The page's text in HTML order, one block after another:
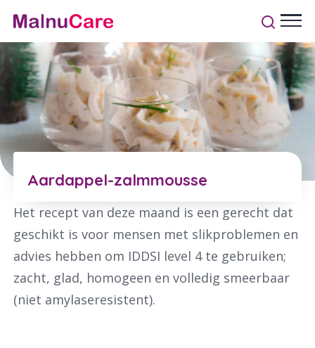
Aardappel-zalmmousse
Het recept van deze maand is een gerecht dat
geschikt is voor mensen met slikproblemen en
advies hebben om IDDSI level 4 te gebruiken;
zacht, glad, homogeen en volledig smeerbaar
(niet amylaseresistent).